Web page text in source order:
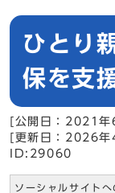
ひとり
保を支
[公開日：2021年
[更新日：2026年
ID:29060
ソーシャルサイト